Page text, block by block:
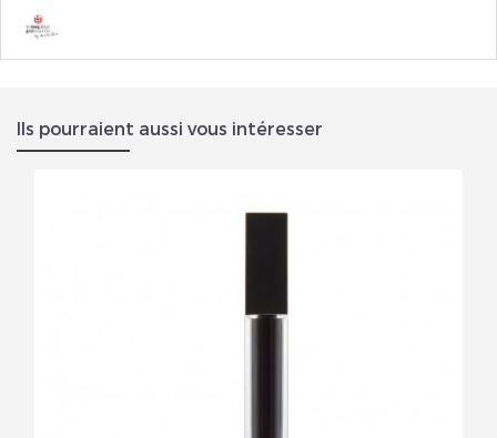
Ils pourraient aussi vous intéresser